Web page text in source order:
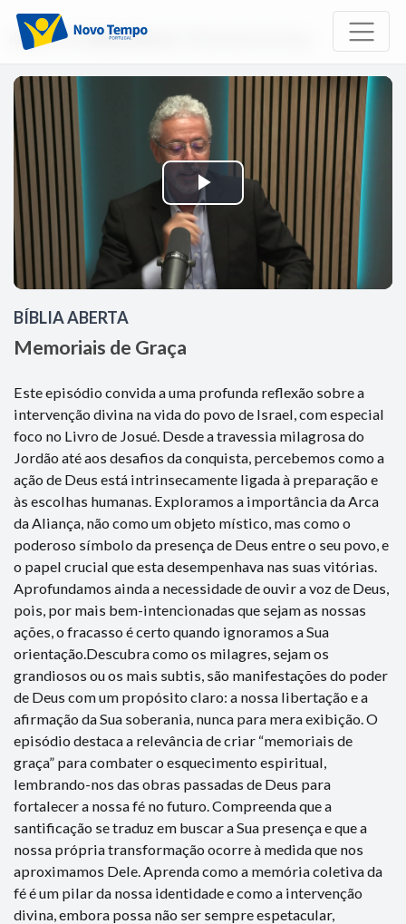
Início TV Bíblia Aberta
Reproduzir
Vídeo
BÍBLIA ABERTA
Memoriais de Graça
Este episódio convida a uma profunda reflexão sobre a
intervenção divina na vida do povo de Israel, com especial
foco no Livro de Josué. Desde a travessia milagrosa do
Jordão até aos desafios da conquista, percebemos como a
ação de Deus está intrinsecamente ligada à preparação e
às escolhas humanas. Exploramos a importância da Arca
da Aliança, não como um objeto místico, mas como o
poderoso símbolo da presença de Deus entre o seu povo, e
o papel crucial que esta desempenhava nas suas vitórias.
Aprofundamos ainda a necessidade de ouvir a voz de Deus,
pois, por mais bem-intencionadas que sejam as nossas
ações, o fracasso é certo quando ignoramos a Sua
orientação.Descubra como os milagres, sejam os
grandiosos ou os mais subtis, são manifestações do poder
de Deus com um propósito claro: a nossa libertação e a
afirmação da Sua soberania, nunca para mera exibição. O
episódio destaca a relevância de criar “memoriais de
graça” para combater o esquecimento espiritual,
lembrando-nos das obras passadas de Deus para
fortalecer a nossa fé no futuro. Compreenda que a
santificação se traduz em buscar a Sua presença e que a
nossa própria transformação ocorre à medida que nos
aproximamos Dele. Aprenda como a memória coletiva da
fé é um pilar da nossa identidade e como a intervenção
divina, embora possa não ser sempre espetacular,